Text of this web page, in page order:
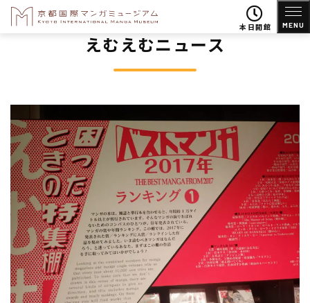
本日開館 MENU
えむえむニュース